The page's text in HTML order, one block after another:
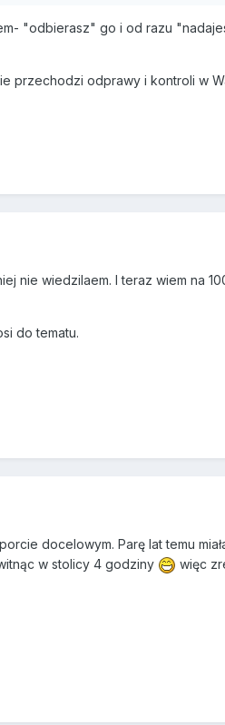
"odbierasz" go i od razu
odprawy i kontroli w
nie wiedzilaem. I teraz wiem na
do tematu.
docelowym. Parę lat temu
w stolicy 4 godziny
więc